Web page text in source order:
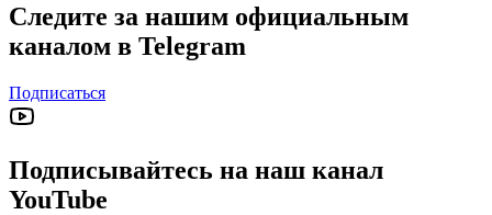
Следите за нашим официальным
каналом в Telegram
Подписаться
Подписывайтесь на наш канал
YouTube